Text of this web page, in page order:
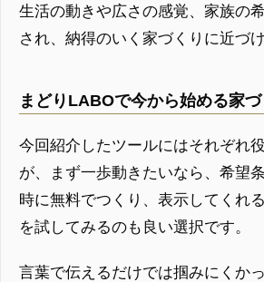
生活の動きや広さの感覚、家族の
され、納得のいく家づくりに近づけ
まどりLABOで今から始める家づ
今回紹介したツールにはそれぞれ
が、まず一歩動きたいなら、希望
時に無料でつくり、表示してくれ
を試してみるのも良い選択です。
言葉で伝えるだけでは掴みにくか